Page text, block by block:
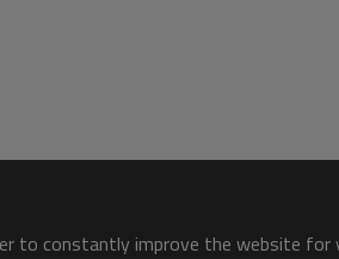
to constantly improve the website for